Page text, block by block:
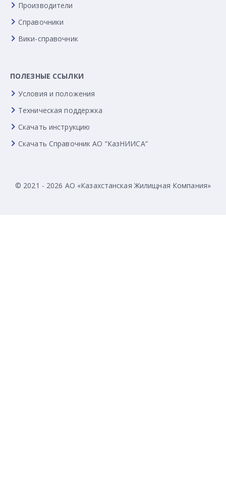
Производители
Справочники
Вики-справочник
ПОЛЕЗНЫЕ ССЫЛКИ
Условия и положения
Техническая поддержка
Скачать инструкцию
Скачать Справочник АО “КазНИИСА”
© 2021 - 2026 АО «Казахстанская Жилищная Компания»